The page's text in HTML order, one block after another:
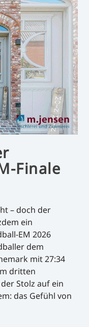
Finale
– doch der
ein
EM 2026
dem
mit 27:34
dritten
Stolz auf ein
das Gefühl von